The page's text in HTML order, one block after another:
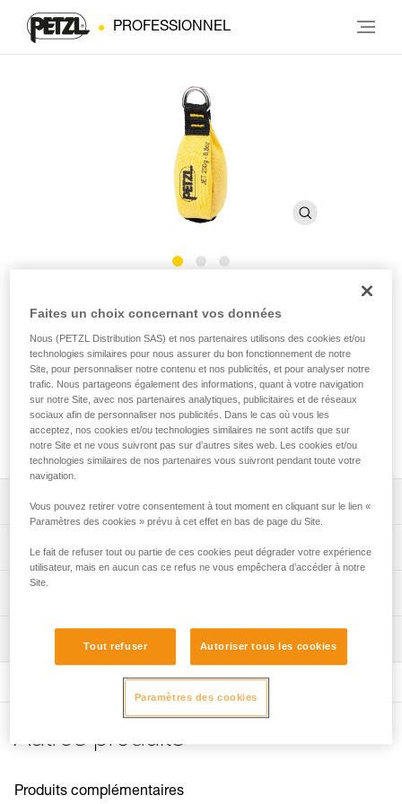
PROFESSIONNEL
JET
Sac à lancer
Doté d’une double épaisseur, le sac à lancer JET bénéficie
d’une excellente longévité. Sa forme profilée facilite le
passage dans les fourches de l’arbre. Il est disponible en
trois versions : 250, 300 et 350 g.
Descriptif
pour une excellente longévité.
Forme profilée facilitant le passage dans les fourches de
Coutures de sangle de différentes couleurs pour
différencier le poids des sacs.
Point de connexion secondaire pour une attache rapide
Couleur jaune pour une excellente visibilité.
Spécifications techniques
Couleur(s): jaune
Spécifications référence(s)
Référence : S02Y 300
Garantie : 3 ans
Télécharger le pdf Retiring_recycling specific
Télécharger le pdf WARNING for California Residents
Autres produits
Produits complémentaires
Faites un choix concernant vos données
Nous (PETZL Distribution SAS) et nos partenaires utilisons des cookies et/ou
technologies similaires pour nous assurer du bon fonctionnement de notre
Site, pour personnaliser notre contenu et nos publicités, et pour analyser notre
trafic. Nous partageons également des informations, quant à votre navigation
sur notre Site, avec nos partenaires analytiques, publicitaires et de réseaux
sociaux afin de personnaliser nos publicités. Dans le cas où vous les
acceptez, nos cookies et/ou technologies similaires ne sont actifs que sur
notre Site et ne vous suivront pas sur d’autres sites web. Les cookies et/ou
technologies similaires de nos partenaires vous suivront pendant toute votre
navigation.
Vous pouvez retirer votre consentement à tout moment en cliquant sur le lien «
Paramètres des cookies » prévu à cet effet en bas de page du Site.
Le fait de refuser tout ou partie de ces cookies peut dégrader votre expérience
utilisateur, mais en aucun cas ce refus ne vous empêchera d’accéder à notre
Site.
Tout refuser Autoriser tous les cookies
Paramètres des cookies